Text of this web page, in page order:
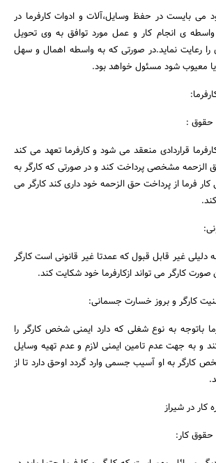
می بایست در حفظ وسایل،آلات و ادوات کارفرما در
واسطه ی انجام کار و عمل مورد توافق به وی تحویل
را رعایت نماید.در صورتی که به واسطه اهمال و سهل
معیوب شود مسئول خواهد بود.
حقوق :
قراردادی منعقد می شود و کارفرما تعهد می کند
الزحمه مشخصی پرداخت کند و در صورتی که کارگر به
فرما از پرداخت حق الزحمه خود داری کند کارگر می
دلیلی غیر قابل قبول که عمدتا غیر قانونی است کارگر
صورت کارگر می تواند ازکارفرما خود شکایت کند.
کارگر و بروز خسارت جسمانی:
باتوجه به نوع شغلی که دارد ایمنی شخص کارگر را
و به جهت عدم تامین ایمنی لازم و عدم تهیه وسایل
کارگر به او آسیب جسمی وارد گردد اوحق دارد تا از
کار در شیراز
کار: